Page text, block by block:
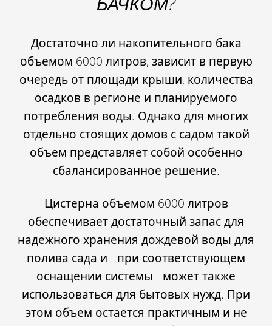
Достаточно ли накопительного бака
объемом 6000 литров, зависит в первую
очередь от площади крыши, количества
осадков в регионе и планируемого
потребления воды. Однако для многих
отдельно стоящих домов с садом такой
объем представляет собой особенно
сбалансированное решение.
Цистерна объемом 6000 литров
обеспечивает достаточный запас для
надежного хранения дождевой воды для
полива сада и - при соответствующем
оснащении системы - может также
использоваться для бытовых нужд. При
этом объем остается практичным и не